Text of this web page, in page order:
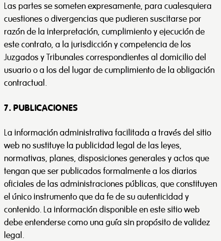
Las partes se someten expresamente, para cualesquiera
cuestiones o divergencias que pudieren suscitarse por
razón de la interpretación, cumplimiento y ejecución de
este contrato, a la jurisdicción y competencia de los
Juzgados y Tribunales correspondientes al domicilio del
usuario o a los del lugar de cumplimiento de la obligación
contractual.
7. PUBLICACIONES
La información administrativa facilitada a través del sitio
web no sustituye la publicidad legal de las leyes,
normativas, planes, disposiciones generales y actos que
tengan que ser publicados formalmente a los diarios
oficiales de las administraciones públicas, que constituyen
el único instrumento que da fe de su autenticidad y
contenido. La información disponible en este sitio web
debe entenderse como una guía sin propósito de validez
legal.